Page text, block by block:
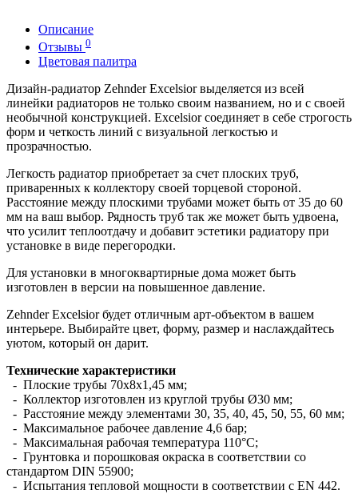
Описание
Отзывы 0
Цветовая палитра
Дизайн-радиатор Zehnder Excelsior выделяется из всей
линейки радиаторов не только своим названием, но и с своей
необычной конструкцией. Excelsior соединяет в себе строгость
форм и четкость линий с визуальной легкостью и
прозрачностью.
Легкость радиатор приобретает за счет плоских труб,
приваренных к коллектору своей торцевой стороной.
Расстояние между плоскими трубами может быть от 35 до 60
мм на ваш выбор. Рядность труб так же может быть удвоена,
что усилит теплоотдачу и добавит эстетики радиатору при
установке в виде перегородки.
Для установки в многоквартирные дома может быть
изготовлен в версии на повышенное давление.
Zehnder Excelsior будет отличным арт-объектом в вашем
интерьере. Выбирайте цвет, форму, размер и наслаждайтесь
уютом, который он дарит.
Технические характеристики
- Плоские трубы 70х8х1,45 мм;
- Коллектор изготовлен из круглой трубы Ø30 мм;
- Расстояние между элементами 30, 35, 40, 45, 50, 55, 60 мм;
- Максимальное рабочее давление 4,6 бар;
- Максимальная рабочая температура 110°С;
- Грунтовка и порошковая окраска в соответствии со
стандартом DIN 55900;
- Испытания тепловой мощности в соответствии с EN 442.